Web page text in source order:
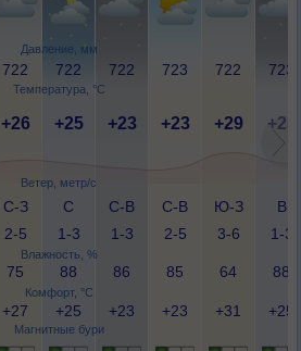
Давление, мм
Температура, °C
Ветер, метр/с
Влажность, %
Комфорт, °C
Магнитные бури
722 722 722 723 722 723
+26 +25 +23 +23 +29 +25
С-З
2-5
С
1-3
С-В
1-3
С-В
2-5
Ю-З
3-6
В
1-3
75 88 86 85 64 88
+27 +25 +23 +23 +31 +25